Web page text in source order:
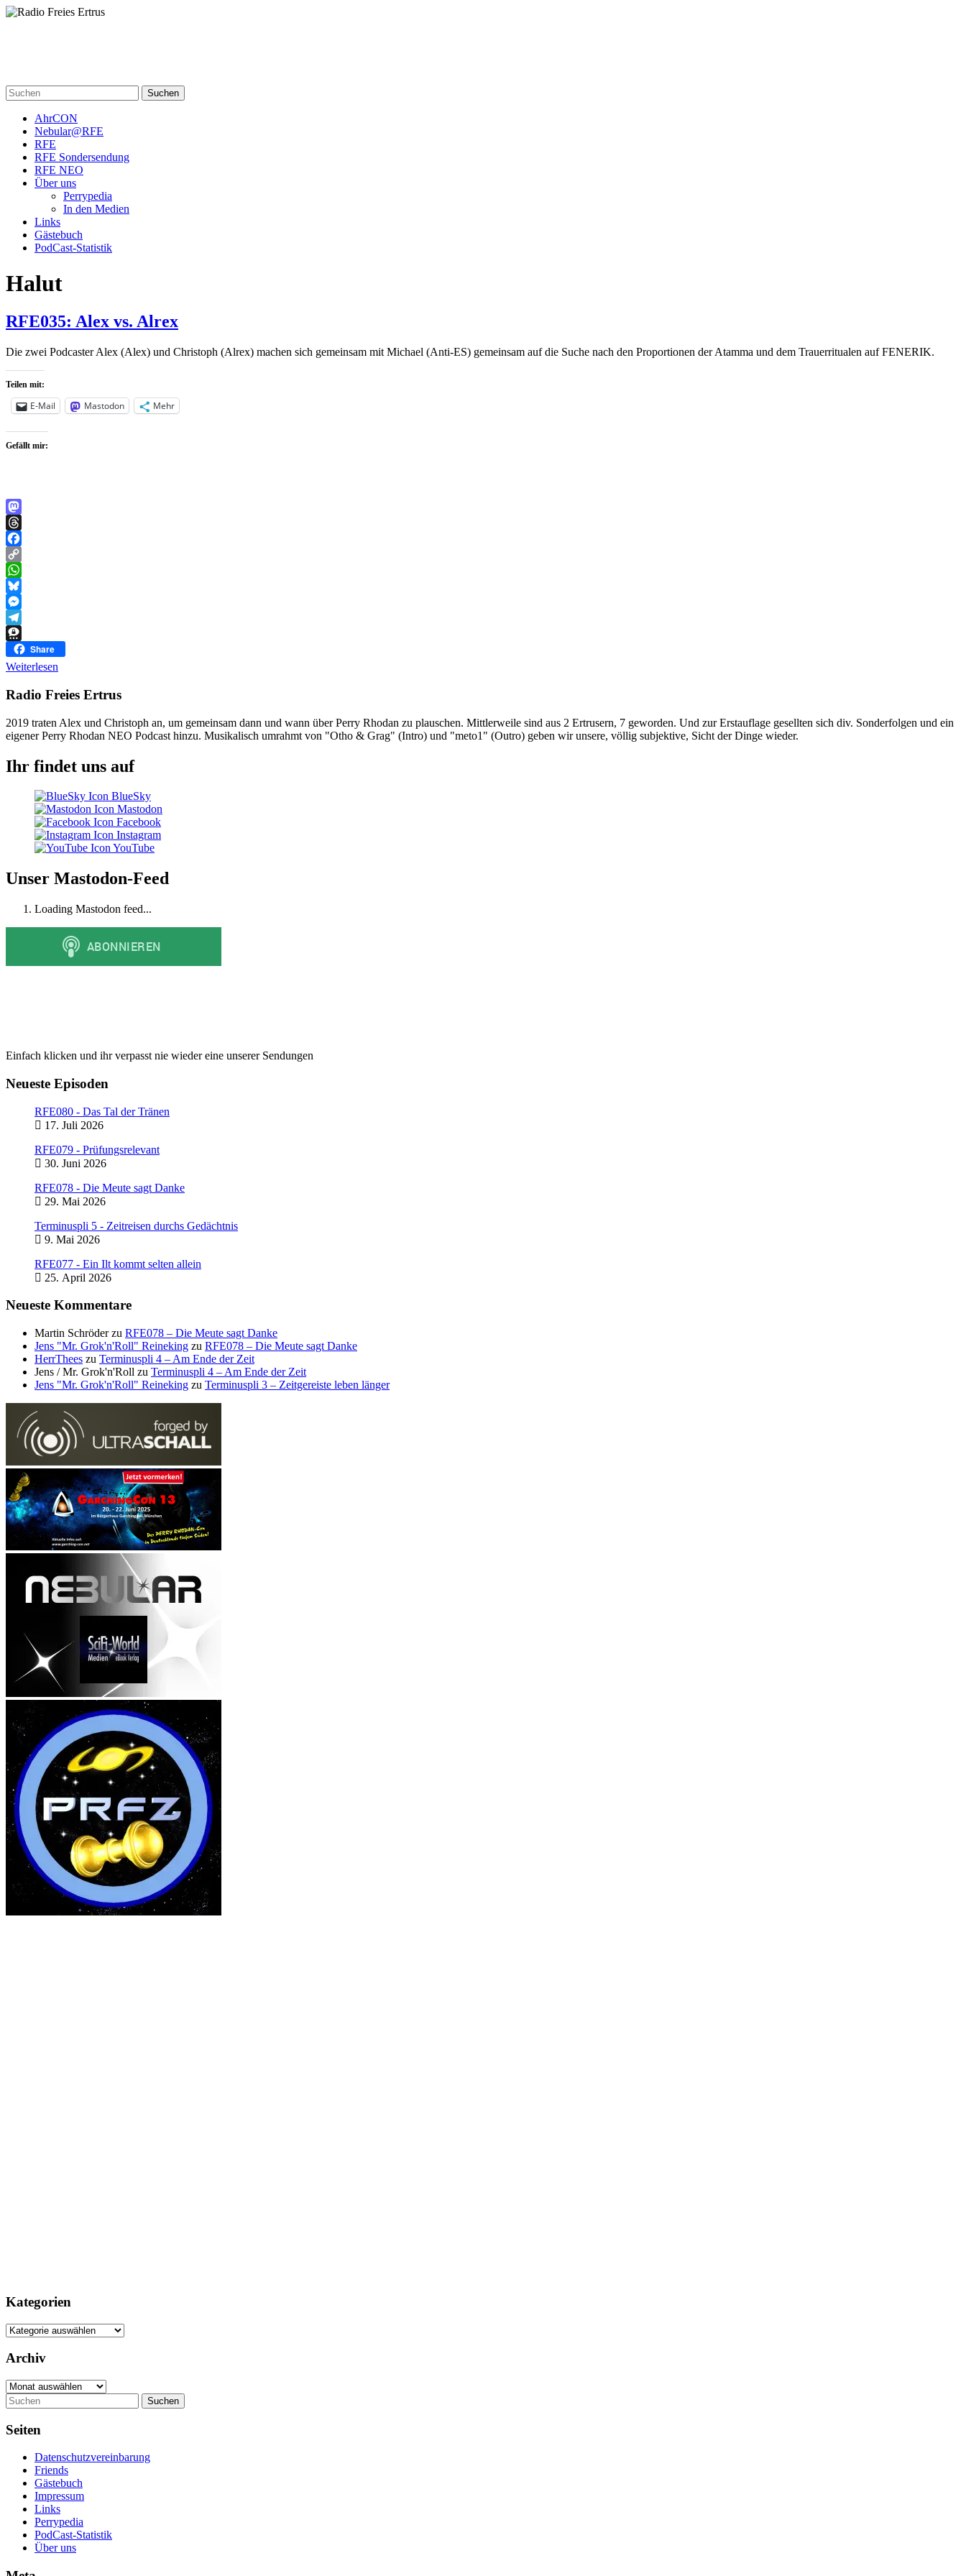
Skip
Suchen
AhrCON
Nebular@RFE
RFE
RFE Sondersendung
RFE NEO
Über uns
Perrypedia
In den Medien
Links
Gästebuch
PodCast-Statistik
Halut
RFE035: Alex vs. Alrex
Die zwei Podcaster Alex (Alex) und Christoph (Alrex) machen sich gemeinsam mit Michael (Anti-ES) gemeinsam auf die Suche nach den Proportionen der Atamma und dem Trauerritualen auf FENERIK.
Teilen mit:
E-Mail Mastodon Mehr
Gefällt mir:
Mastodon
Threads
Facebook
Copy
Link
WhatsApp
Bluesky
Messenger
Telegram
Threema
Share
Weiterlesen
Radio Freies Ertrus
2019 traten Alex und Christoph an, um gemeinsam dann und wann über Perry Rhodan zu plauschen. Mittlerweile sind aus 2 Ertrusern, 7 geworden. Und zur Erstauflage gesellten sich div. Sonderfolgen und ein
eigener Perry Rhodan NEO Podcast hinzu. Musikalisch umrahmt von "Otho & Grag" (Intro) und "meto1" (Outro) geben wir unsere, völlig subjektive, Sicht der Dinge wieder.
Ihr findet uns auf
BlueSky
Mastodon
Facebook
Instagram
YouTube
Unser Mastodon-Feed
Loading Mastodon feed...
Einfach klicken und ihr verpasst nie wieder eine unserer Sendungen
Neueste Episoden
RFE080 - Das Tal der Tränen
17. Juli 2026
RFE079 - Prüfungsrelevant
30. Juni 2026
RFE078 - Die Meute sagt Danke
29. Mai 2026
Terminuspli 5 - Zeitreisen durchs Gedächtnis
9. Mai 2026
RFE077 - Ein Ilt kommt selten allein
25. April 2026
Neueste Kommentare
Martin Schröderzu RFE078 – Die Meute sagt Danke
Jens "Mr. Grok'n'Roll" Reineking zu RFE078 – Die Meute sagt Danke
HerrThees zu Terminuspli 4 – Am Ende der Zeit
Jens / Mr. Grok'n'Roll zu Terminuspli 4 – Am Ende der Zeit
Jens "Mr. Grok'n'Roll" Reineking zu Terminuspli 3 – Zeitgereiste leben länger
Kategorien
Kategorien
Archiv
Archiv
Suchen
Seiten
Datenschutzvereinbarung
Friends
Gästebuch
Impressum
Links
Perrypedia
PodCast-Statistik
Über uns